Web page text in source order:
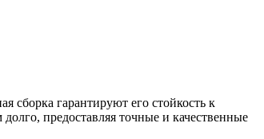
сборка гарантируют его стойкость к
предоставляя точные и качественные